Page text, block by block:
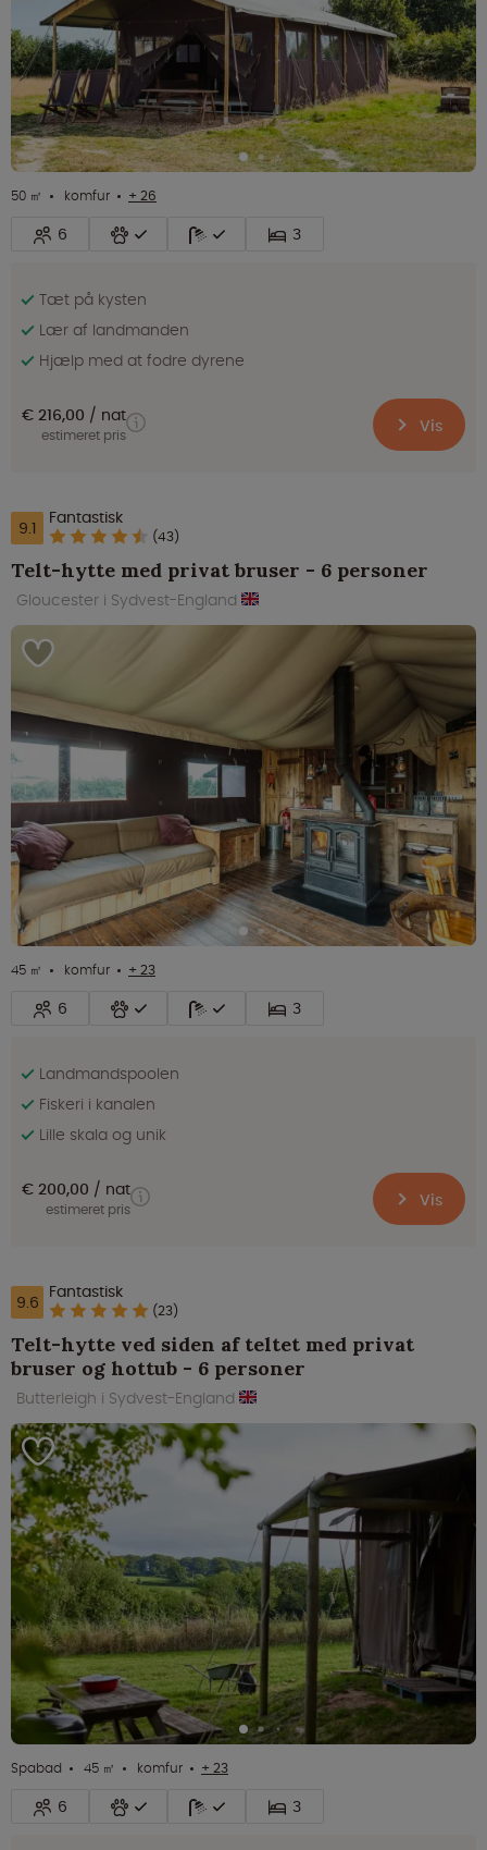
50 ㎡ komfur + 26
6 3
Tæt på kysten
Lær af landmanden
Hjælp med at fodre dyrene
€ 216,00 nat
estimeret pris Vis
9.1 Fantastisk
(43)
Telt-hytte med privat bruser - 6 personer
Gloucester i Sydvest-England
45 ㎡ komfur + 23
6 3
Landmandspoolen
Fiskeri i kanalen
Lille skala og unik
€ 200,00 nat
estimeret pris Vis
9.6 Fantastisk
(23)
Telt-hytte ved siden af teltet med privat
bruser og hottub - 6 personer
Butterleigh i Sydvest-England
Spabad 45 ㎡ komfur + 23
6 3